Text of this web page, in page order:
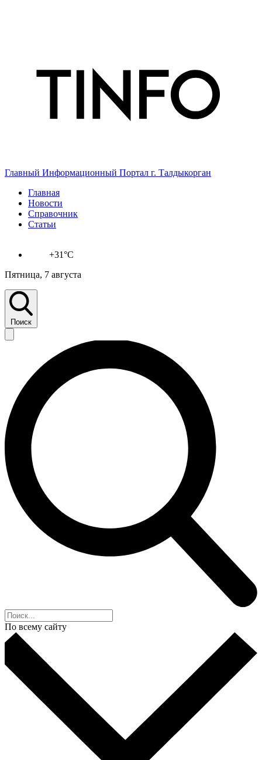
Главный Информационный Портал г. Талдыкорган
Главная
Новости
Справочник
Статьи
+31°C
Пятница, 7 августа
Поиск
По всему сайту